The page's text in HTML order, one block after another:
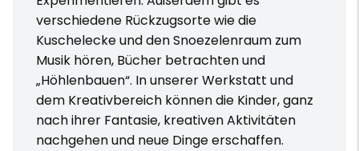
verschiedene Rückzugsorte wie die
Kuschelecke und den Snoezelenraum zum
Musik hören, Bücher betrachten und
„Höhlenbauen“. In unserer Werkstatt und
dem Kreativbereich können die Kinder, ganz
nach ihrer Fantasie, kreativen Aktivitäten
nachgehen und neue Dinge erschaffen.